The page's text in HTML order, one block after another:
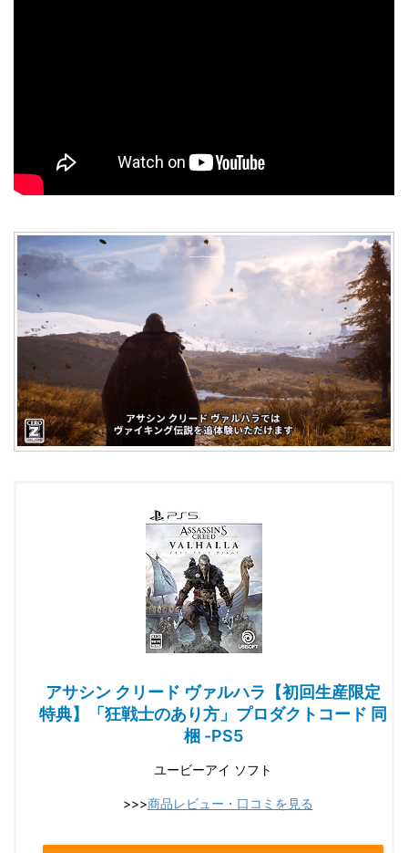
アサシン クリード ヴァルハラ【初回生産限定
特典】「狂戦士のあり方」プロダクトコード 同
梱 -PS5
ユービーアイ ソフト
>>>商品レビュー・口コミを見る